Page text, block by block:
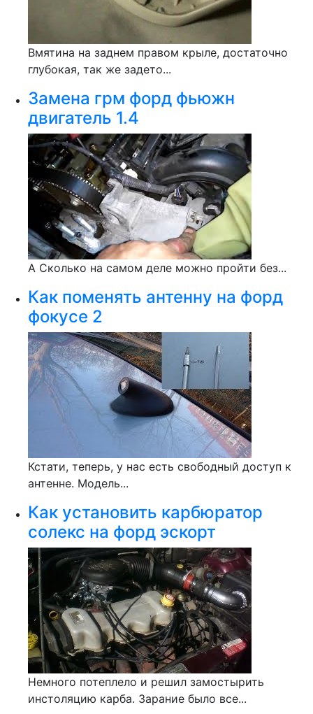
Вмятина на заднем правом крыле, достаточно
глубокая, так же задето...
Замена грм форд фьюжн
двигатель 1.4
А Сколько на самом деле можно пройти без...
Как поменять антенну на форд
фокусе 2
Кстати, теперь, у нас есть свободный доступ к
антенне. Модель...
Как установить карбюратор
солекс на форд эскорт
Немного потеплело и решил замостырить
инстоляцию карба. Зарание было все...